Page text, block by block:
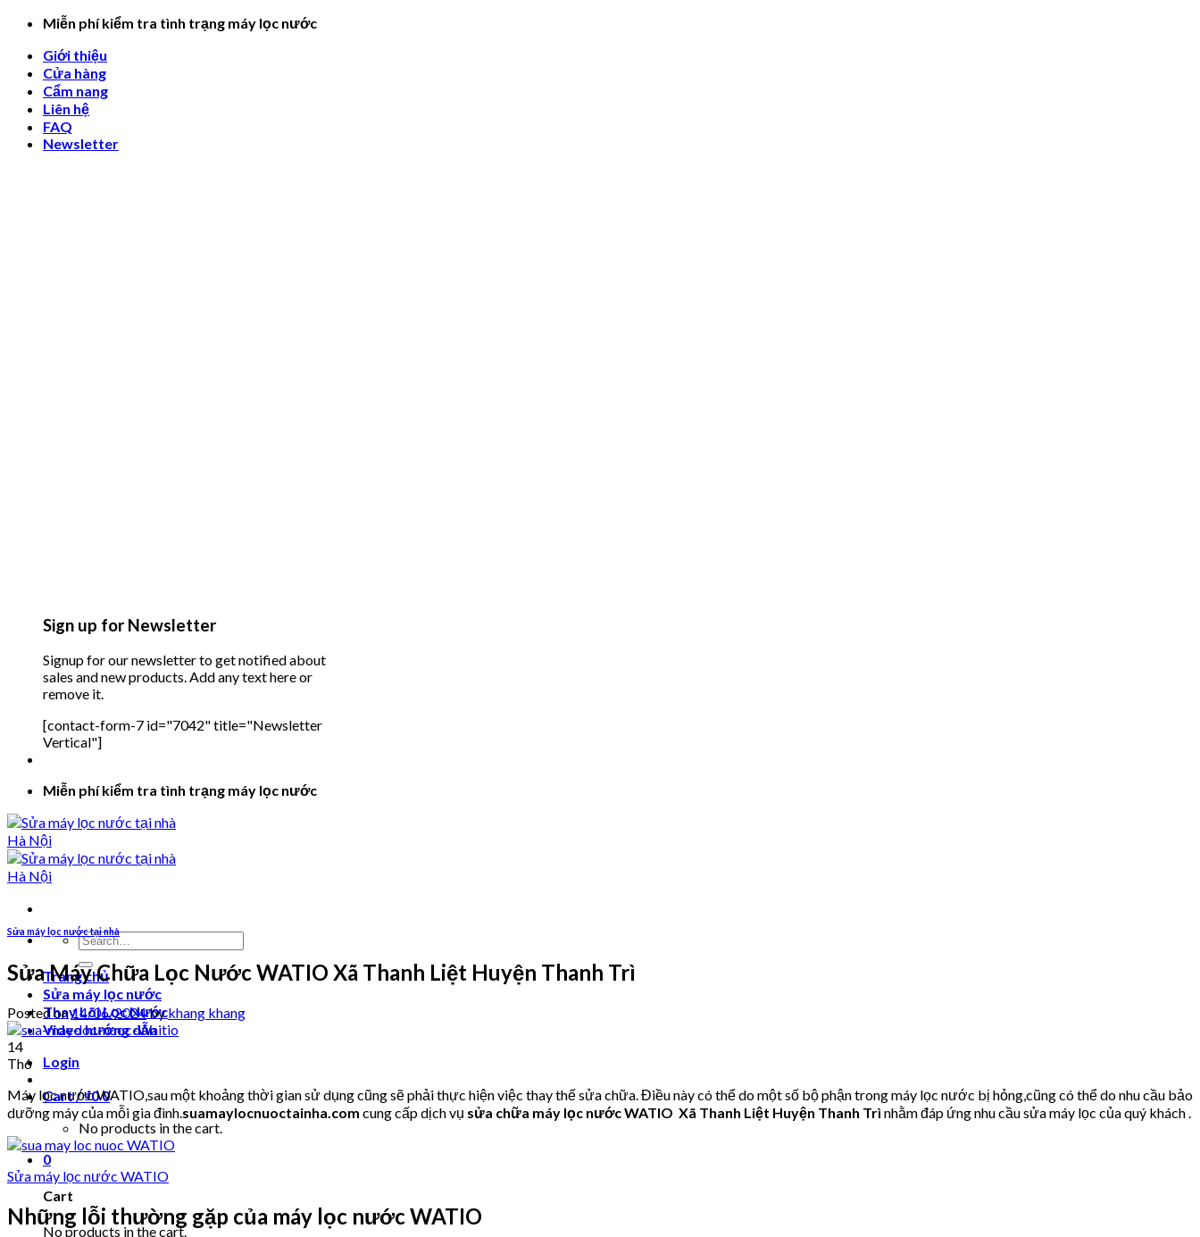
Skip
content
Miễn phí kiểm tra tình trạng máy lọc nước
Giới thiệu
Cửa hàng
Cẩm nang
Liên hệ
FAQ
Newsletter
Sign up for Newsletter
Signup for our newsletter to get notified about
sales and new products. Add any text here or
remove it.
[contact-form-7 id="7042" title="Newsletter
Vertical"]
Miễn phí kiểm tra tình trạng máy lọc nước
Search
for:
Trang chủ
Sửa máy lọc nước
Thay Lõi Lọc Nước
Video hướng dẫn
Login
Cart /₫00
No products in the cart.
0
Cart
No products in the cart.
Sửa máy lọc nước tại nhà
Sửa Máy Chữa Lọc Nước WATIO Xã Thanh Liệt Huyện Thanh Trì
Posted on14/06/2024bykhang khang
14
Th6
Máy lọc nước WATIO,sau một khoảng thời gian sử dụng cũng sẽ phải thực hiện việc thay thế sửa chữa. Điều này có thể do một số bộ phận trong máy lọc nước bị hỏng,cũng có thể do nhu cầu bảo
dưỡng máy của mỗi gia đình.suamaylocnuoctainha.com cung cấp dịch vụ sửa chữa máy lọc nước WATIO Xã Thanh Liệt Huyện Thanh Trì nhằm đáp ứng nhu cầu sửa máy lọc của quý khách .
Sửa máy lọc nước WATIO
Những lỗi thường gặp của máy lọc nước WATIO